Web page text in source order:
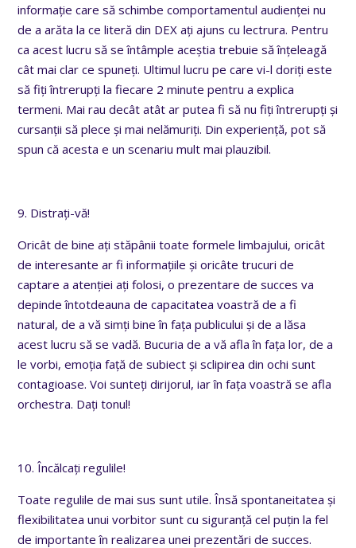
informație care să schimbe comportamentul audienței nu
de a arăta la ce literă din DEX ați ajuns cu lectrura. Pentru
ca acest lucru să se întâmple aceștia trebuie să înțeleagă
cât mai clar ce spuneți. Ultimul lucru pe care vi-l doriți este
să fiți întrerupți la fiecare 2 minute pentru a explica
termeni. Mai rau decât atât ar putea fi să nu fiți întrerupți și
cursanții să plece și mai nelămuriți. Din experiență, pot să
spun că acesta e un scenariu mult mai plauzibil.
9. Distrați-vă!
Oricât de bine ați stăpânii toate formele limbajului, oricât
de interesante ar fi informațiile și oricâte trucuri de
captare a atenției ați folosi, o prezentare de succes va
depinde întotdeauna de capacitatea voastră de a fi
natural, de a vă simți bine în fața publicului și de a lăsa
acest lucru să se vadă. Bucuria de a vă afla în fața lor, de a
le vorbi, emoția față de subiect și sclipirea din ochi sunt
contagioase. Voi sunteți dirijorul, iar în fața voastră se afla
orchestra. Dați tonul!
10. Încălcați regulile!
Toate regulile de mai sus sunt utile. Însă spontaneitatea și
flexibilitatea unui vorbitor sunt cu siguranță cel puțin la fel
de importante în realizarea unei prezentări de succes.